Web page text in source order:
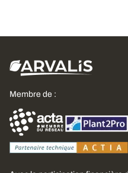
Membre de :